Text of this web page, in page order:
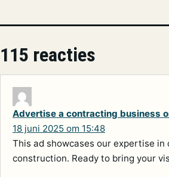
115 reacties
Advertise a contracting business
18 juni 2025 om 15:48
This ad showcases our expertise in
construction. Ready to bring your